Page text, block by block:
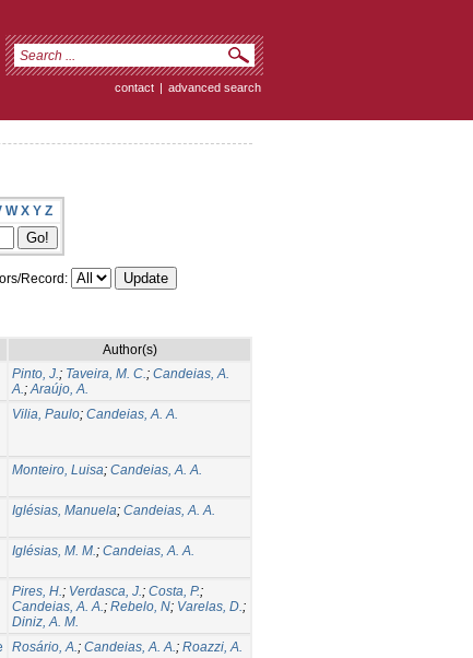
contact | advanced search
W X Y Z
Record:
Author(s)
Pinto, J.; Taveira, M. C.; Candeias, A.
A.;Araújo, A.
Vilia, Paulo; Candeias, A. A.
Monteiro, Luisa; Candeias, A. A.
Iglésias, Manuela; Candeias, A. A.
Iglésias, M. M.; Candeias, A. A.
Pires, H.; Verdasca, J.; Costa, P.;
Candeias, A. A.; Rebelo, N; Varelas, D.;
Diniz, A. M.
Rosário, A.; Candeias, A. A.; Roazzi, A.